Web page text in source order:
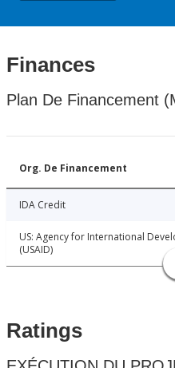
Finances
Plan De Financement
Org. De Financement
IDA Credit
US: Agency for International
(USAID)
Ratings